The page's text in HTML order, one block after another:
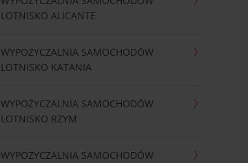
LOTNISKO ALICANTE
WYPOŻYCZALNIA SAMOCHODÓW
LOTNISKO KATANIA
WYPOŻYCZALNIA SAMOCHODÓW
LOTNISKO RZYM
WYPOŻYCZALNIA SAMOCHODÓW